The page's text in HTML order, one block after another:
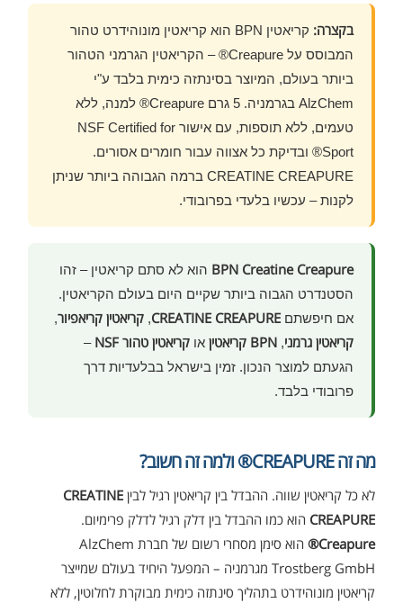
בקצרה:
קריאטין BPN הוא קריאטין מונוהידרט טהור
המבוסס על Creapure® – הקריאטין הגרמני הטהור
ביותר בעולם, המיוצר בסינתזה כימית בלבד ע"י
AlzChem בגרמניה. 5 גרם Creapure® למנה, ללא
טעמים, ללא תוספות, עם אישור NSF Certified for
Sport® ובדיקת כל אצווה עבור חומרים אסורים.
CREATINE CREAPURE ברמה הגבוהה ביותר שניתן
לקנות – עכשיו בלעדי בפרובודי.
BPN Creatine Creapure הוא לא סתם קריאטין – זהו
הסטנדרט הגבוה ביותר שקיים היום בעולם הקריאטין.
אם חיפשתם CREATINE CREAPURE
, קריאטין קריאפיור,
קריאטין גרמני, BPN קריאטין או קריאטין טהור NSF
–
הגעתם למוצר הנכון. זמין בישראל בבלעדיות דרך
פרובודי בלבד.
מה זה CREAPURE® ולמה זה חשוב?
לא כל קריאטין שווה. ההבדל בין קריאטין רגיל לבין CREATINE
CREAPURE הוא כמו ההבדל בין דלק רגיל לדלק פרימיום.
Creapure®
הוא סימן מסחרי רשום של חברת AlzChem
Trostberg GmbH מגרמניה – המפעל היחיד בעולם שמייצר
קריאטין מונוהידרט בתהליך סינתזה כימית מבוקרת לחלוטין, ללא